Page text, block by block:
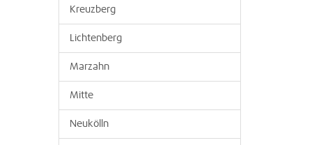
Kreuzberg
Lichtenberg
Marzahn
Mitte
Neukölln